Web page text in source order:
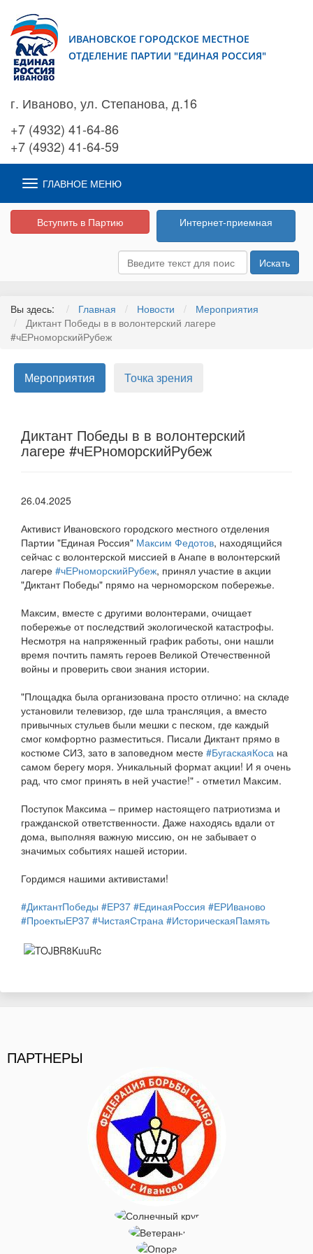
ИВАНОВСКОЕ ГОРОДСКОЕ МЕСТНОЕ
ОТДЕЛЕНИЕ ПАРТИИ "ЕДИНАЯ РОССИЯ"
г. Иваново, ул. Степанова, д.16
+7 (4932) 41-64-86
+7 (4932) 41-64-59
ГЛАВНОЕ МЕНЮ
Вступить в Партию Интернет-приемная
Искать
Вы здесь: Главная Новости
Мероприятия
Диктант Победы в в волонтерский лагере
#чЕРноморскийРубеж
Мероприятия Точка зрения
Диктант Победы в в волонтерский
лагере #чЕРноморскийРубеж
26.04.2025
Активист Ивановского городского местного отделения
Партии "Единая Россия" Максим Федотов, находящийся
сейчас с волонтерской миссией в Анапе в волонтерский
лагере #чЕРноморскийРубеж, принял участие в акции
"Диктант Победы" прямо на черноморском побережье.
Максим, вместе с другими волонтерами, очищает
побережье от последствий экологической катастрофы.
Несмотря на напряженный график работы, они нашли
время почтить память героев Великой Отечественной
войны и проверить свои знания истории.
"Площадка была организована просто отлично: на складе
установили телевизор, где шла трансляция, а вместо
привычных стульев были мешки с песком, где каждый
смог комфортно разместиться. Писали Диктант прямо в
костюме СИЗ, зато в заповедном месте #БугаскаяКоса на
самом берегу моря. Уникальный формат акции! И я очень
рад, что смог принять в ней участие!" - отметил Максим.
Поступок Максима – пример настоящего патриотизма и
гражданской ответственности. Даже находясь вдали от
дома, выполняя важную миссию, он не забывает о
значимых событиях нашей истории.
Гордимся нашими активистами!
#ДиктантПобеды #ЕР37 #ЕдинаяРоссия #ЕРИваново
#ПроектыЕР37 #ЧистаяСтрана #ИсторическаяПамять
ПАРТНЕРЫ